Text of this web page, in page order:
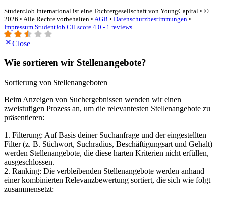
StudentJob International ist eine Tochtergesellschaft von YoungCapital • ©
2026 • Alle Rechte vorbehalten • AGB • Datenschutzbestimmungen •
Impressum StudentJob CH score 4.0 - 1 reviews
Close
Wie sortieren wir Stellenangebote?
Sortierung von Stellenangeboten
Beim Anzeigen von Suchergebnissen wenden wir einen
zweistufigen Prozess an, um die relevantesten Stellenangebote zu
präsentieren:
1. Filterung: Auf Basis deiner Suchanfrage und der eingestellten
Filter (z. B. Stichwort, Suchradius, Beschäftigungsart und Gehalt)
werden Stellenangebote, die diese harten Kriterien nicht erfüllen,
ausgeschlossen.
2. Ranking: Die verbleibenden Stellenangebote werden anhand
einer kombinierten Relevanzbewertung sortiert, die sich wie folgt
zusammensetzt: